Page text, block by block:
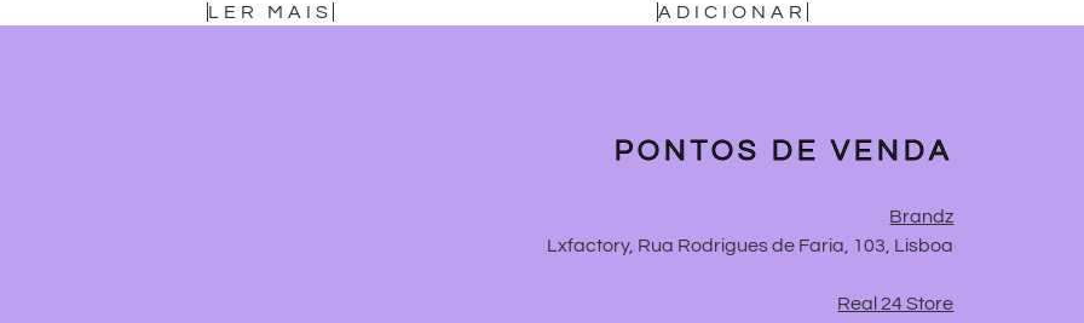
LER MAIS ADICIONAR
PONTOS DE VENDA
Brandz
Lxfactory, Rua Rodrigues de Faria, 103, Lisboa
Real 24 Store